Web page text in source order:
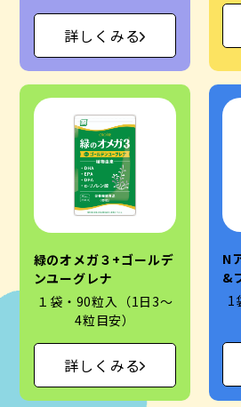
詳しくみる
緑のオメガ３+ゴールデ
ンユーグレナ
１袋・90粒入（1日3～
4粒目安）
詳しくみる
N
&
1